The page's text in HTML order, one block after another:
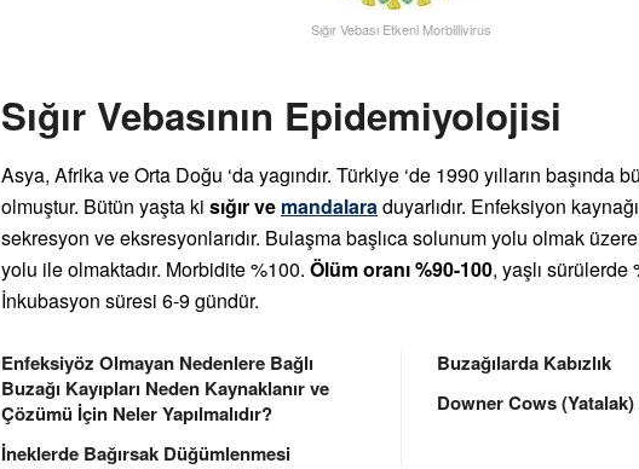
Sığır Vebası Etkeni Morbillivirus
Sığır Vebasının Epidemiyolojisi
Asya, Afrika ve Orta Doğu ‘da yagındır. Türkiye ‘de 1990 yılların başında
olmuştur. Bütün yaşta ki sığır ve mandalaraduyarlıdır. Enfeksiyon
sekresyon ve eksresyonlarıdır. Bulaşma başlıca solunum yolu olmak
yolu ile olmaktadır. Morbidite %100. Ölüm oranı %90-100, yaşlı sürülerde
İnkubasyon süresi 6-9 gündür.
Enfeksiyöz Olmayan Nedenlere Bağlı
Buzağı Kayıpları Neden Kaynaklanır ve
Çözümü İçin Neler Yapılmalıdır?
İneklerde Bağırsak Düğümlenmesi
Buzağılarda Kabızlık
Downer Cows